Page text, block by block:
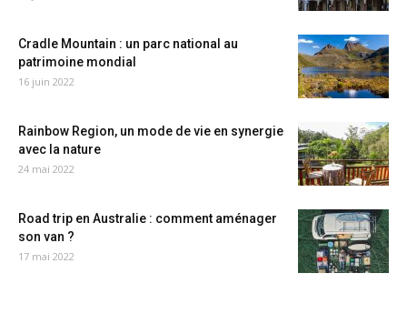
Cradle Mountain : un parc national au
patrimoine mondial
16 juin 2022
Rainbow Region, un mode de vie en synergie
avec la nature
24 mai 2022
Road trip en Australie : comment aménager
son van ?
17 mai 2022